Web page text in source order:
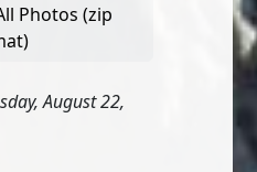
Photos (zip
August 22,